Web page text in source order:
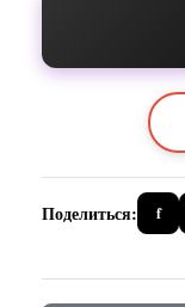
Поделиться: f